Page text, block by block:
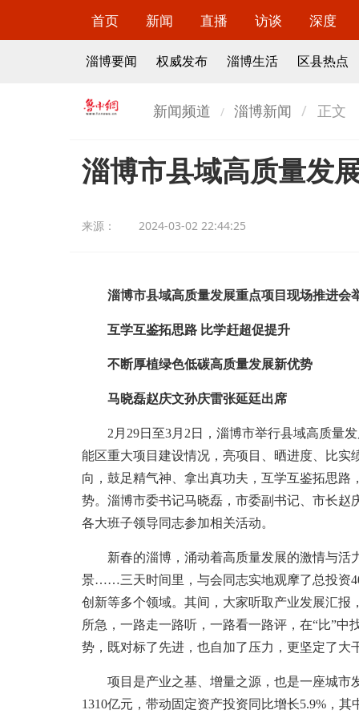
首页 新闻 直播 访谈 深度
淄博要闻 权威发布 淄博生活 区县热点
新闻频道 淄博新闻 正文
淄博市县域高质量发
来源： 2024-03-02 22:44:25
淄博市县域高质量发展重点项目现场推进会
互学互鉴拓思路 比学赶超促提升
不断厚植绿色低碳高质量发展新优势
马晓磊赵庆文孙庆雷张延廷出席
2月29日至3月2日，淄博市举行县域高质量发
能区重大项目建设情况，亮项目、晒进度、比实
向，鼓足精气神、拿出真功夫，互学互鉴拓思
势。淄博市委书记马晓磊，市委副书记、市长
各大班子领导同志参加相关活动。
新春的淄博，涌动着高质量发展的激情与活
景……三天时间里，与会同志实地观摩了总投资
创新等多个领域。其间，大家听取产业发展汇
所急，一路走一路听，一路看一路评，在“比”中
势，既对标了先进，也自加了压力，更坚定了大
项目是产业之基、增量之源，也是一座城市
1310亿元，带动固定资产投资同比增长5.9%，